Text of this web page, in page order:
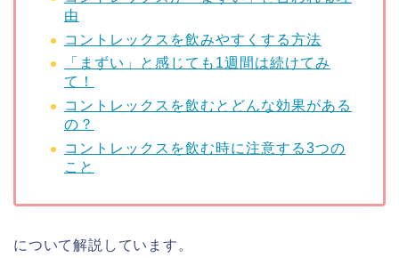
由
コントレックスを飲みやすくする方法
「まずい」と感じても1週間は続けてみ
て！
コントレックスを飲むとどんな効果がある
の？
コントレックスを飲む時に注意する3つの
こと
について解説しています。